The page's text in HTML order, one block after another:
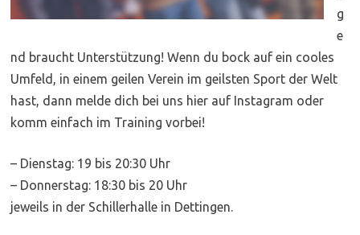
g
e
nd braucht Unterstützung! Wenn du bock auf ein cooles
Umfeld, in einem geilen Verein im geilsten Sport der Welt
hast, dann melde dich bei uns hier auf Instagram oder
komm einfach im Training vorbei!
– Dienstag: 19 bis 20:30 Uhr
– Donnerstag: 18:30 bis 20 Uhr
jeweils in der Schillerhalle in Dettingen.